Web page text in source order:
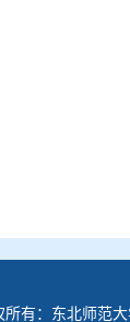
有： 东北师范